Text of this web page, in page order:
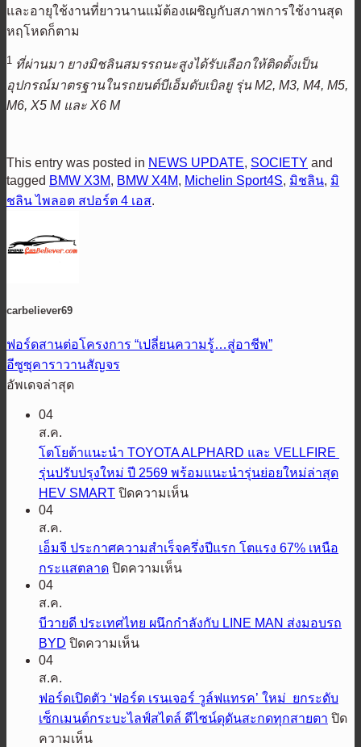
และอายุใช้งานที่ยาวนานแม้ต้องเผชิญกับสภาพการใช้งานสุด
หฤโหดก็ตาม
1 ที่ผ่านมา ยางมิชลินสมรรถนะสูงได้รับเลือกให้ติดตั้งเป็น
อุปกรณ์มาตรฐานในรถยนต์บีเอ็มดับเบิลยู รุ่น M2, M3, M4, M5,
M6, X5 M และ X6 M
This entry was posted in NEWS UPDATE, SOCIETY and
tagged BMW X3M, BMW X4M, Michelin Sport4S, มิชลิน, มิ
ชลิน ไพลอต สปอร์ต 4 เอส.
carbeliever69
ฟอร์ดสานต่อโครงการ “เปลี่ยนความรู้…สู่อาชีพ”
อีซูซุคาราวานสัญจร
อัพเดจล่าสุด
04
ส.ค.
โตโยต้าแนะนำ TOYOTA ALPHARD และ VELLFIRE
รุ่นปรับปรุงใหม่ ปี 2569 พร้อมแนะนำรุ่นย่อยใหม่ล่าสุด
HEV SMART ปิดความเห็นบน
ต้า
และ
ใหม่
ปี
04
ส.ค.
เอ็มจี ประกาศความสำเร็จครึ่งปีแรก โตแรง 67% เหนือ
กระแสตลาด ปิดความเห็นบน
ประกาศ
ครึ่ง
ปี
แรก
04
ส.ค.
บีวายดี ประเทศไทย ผนึกกำลังกับ LINE MAN ส่งมอบรถ
BYD ปิดความเห็นบน
ดี
ประเทศไทย
04
ส.ค.
ฟอร์ดเปิดตัว ‘ฟอร์ด เรนเจอร์ วูล์ฟแทรค’ ใหม่ ยกระดับ
เซ็กเมนต์กระบะไลฟ์สไตล์ ดีไซน์ดุดันสะกดทุกสายตา ปิด
ความเห็นบน